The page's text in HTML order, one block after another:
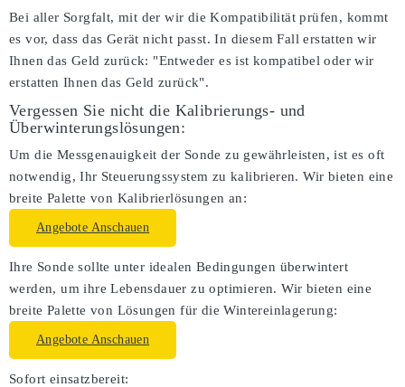
Bei aller Sorgfalt, mit der wir die Kompatibilität prüfen, kommt
es vor, dass das Gerät nicht passt. In diesem Fall erstatten wir
Ihnen das Geld zurück: "Entweder es ist kompatibel oder wir
erstatten Ihnen das Geld zurück".
Vergessen Sie nicht die Kalibrierungs- und
Überwinterungslösungen:
Um die Messgenauigkeit der Sonde zu gewährleisten, ist es oft
notwendig, Ihr Steuerungssystem zu kalibrieren. Wir bieten eine
breite Palette von Kalibrierlösungen an:
Angebote Anschauen
Ihre Sonde sollte unter idealen Bedingungen überwintert
werden, um ihre Lebensdauer zu optimieren. Wir bieten eine
breite Palette von Lösungen für die Wintereinlagerung:
Angebote Anschauen
Sofort einsatzbereit: